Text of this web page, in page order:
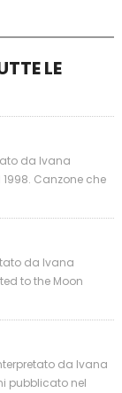
LE
da Ivana
Canzone che
da Ivana
to the Moon
da Ivana
pubblicato nel